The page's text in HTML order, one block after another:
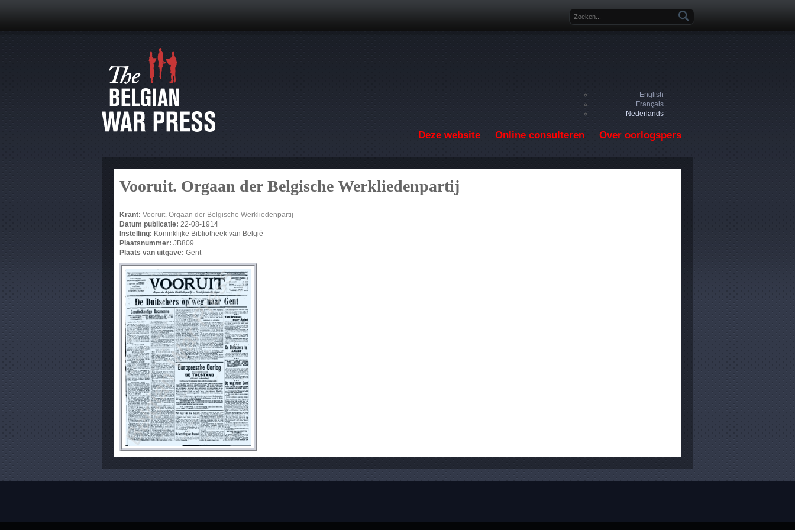
Zoekveld
English
Français
Nederlands
Deze website Online consulteren Over oorlogspers
Vooruit. Orgaan der Belgische Werkliedenpartij
Krant: Vooruit. Orgaan der Belgische Werkliedenpartij
Datum publicatie: 22-08-1914
Instelling: Koninklijke Bibliotheek van België
Plaatsnummer: JB809
Plaats van uitgave: Gent